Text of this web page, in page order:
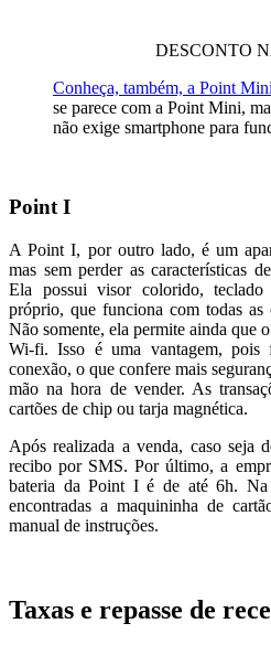
DESCONTO
Conheça, também, a Point
se parece com a Point Mini,
não exige smartphone para
Point I
A Point I, por outro lado, é um
mas sem perder as características
Ela possui visor colorido,
próprio, que funciona com todas as
Não somente, ela permite ainda que
Wi-fi. Isso é uma vantagem, pois
conexão, o que confere mais
mão na hora de vender. As
cartões de chip ou tarja magnética.
Após realizada a venda, caso seja
recibo por SMS. Por último, a
bateria da Point I é de até 6h.
encontradas a maquininha de
manual de instruções.
Taxas e repasse de